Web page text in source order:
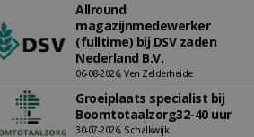
Allround
magazijnmedewerker
(fulltime) bij DSV zaden
Nederland B.V.
06-08-2026, Ven Zelderheide
Groeiplaats specialist bij
Boomtotaalzorg32-40 uur
30-07-2026, Schalkwijk